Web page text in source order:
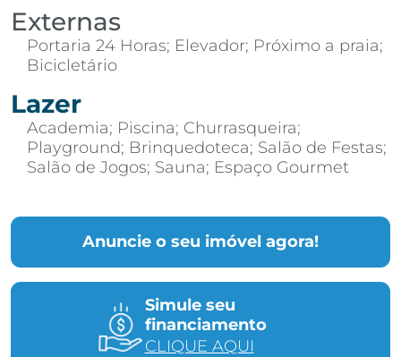
Anuncie o seu imóvel agora!
Simule seu
financiamento
CLIQUE AQUI
Externas
Portaria 24 Horas; Elevador; Próximo a praia;
Bicicletário
Lazer
Academia; Piscina; Churrasqueira;
Playground; Brinquedoteca; Salão de Festas;
Salão de Jogos; Sauna; Espaço Gourmet